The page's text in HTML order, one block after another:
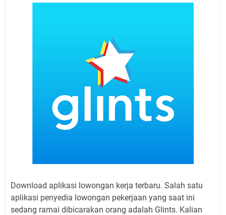
Download aplikasi lowongan kerja terbaru. Salah satu
aplikasi penyedia lowongan pekerjaan yang saat ini
sedang ramai dibicarakan orang adalah Glints. Kalian